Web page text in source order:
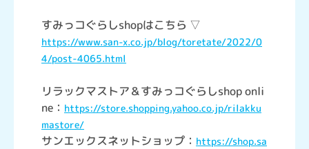
すみっコぐらしshopはこちら ▽
https://www.san-x.co.jp/blog/toretate/2022/0
4/post-4065.html
リラックマストア＆すみっコぐらしshop onli
ne： https://store.shopping.yahoo.co.jp/rilakku
mastore/
サンエックスネットショップ： https://shop.sa